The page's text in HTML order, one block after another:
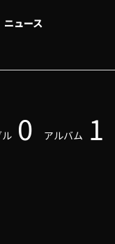
ニュース
0 アルバム 1